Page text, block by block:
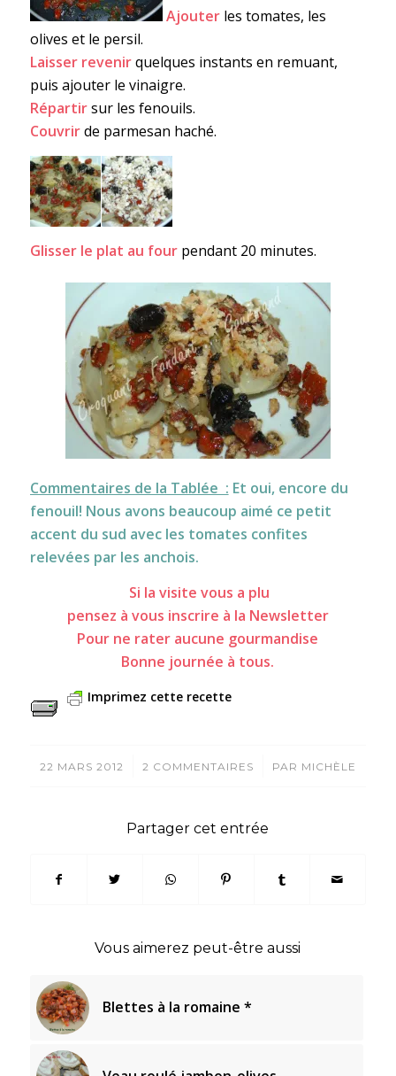
Ajouterles tomates, les
olives et le persil.
Laisser revenirquelques instants en remuant,
puis ajouter le vinaigre.
Répartirsur les fenouils.
Couvrirde parmesan haché.
Glisser le plat au fourpendant 20 minutes.
Commentaires de la Tablée : Et oui, encore du
fenouil! Nous avons beaucoup aimé ce petit
accent du sud avec les tomates confites
relevées par les anchois.
Si la visite vous a plu
pensez à vous inscrire à la Newsletter
Pour ne rater aucune gourmandise
Bonne journée à tous.
Imprimez cette recette
22 MARS 2012
/ 2 COMMENTAIRES
/ PAR MICHÈLE
Partager cet entrée
Vous aimerez peut-être aussi
Blettes à la romaine *